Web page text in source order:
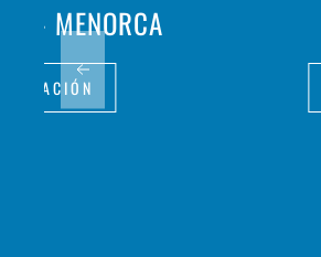
- MENORCA